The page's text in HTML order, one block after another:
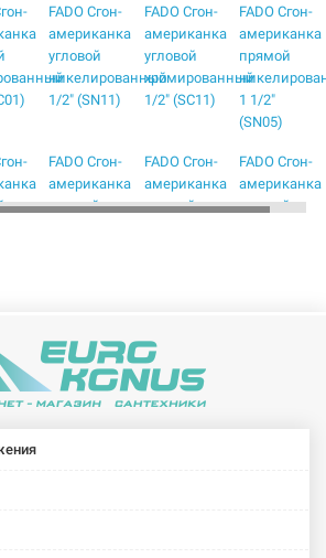
FADO Сгон-
американка
угловой
никелированный
1/2" (SN11)
FADO Сгон-
американка
угловой
хромированный
1/2" (SC11)
FADO Сгон-
американка
прямой
1 1/2"
(SN05)
FADO Сгон-
американка
прямой
FADO Сгон-
американка
прямой
FADO Сгон-
американка
прямой
угловой
никелированный
3/4" (SN12)
угловой
хромированный
1" (SC13)